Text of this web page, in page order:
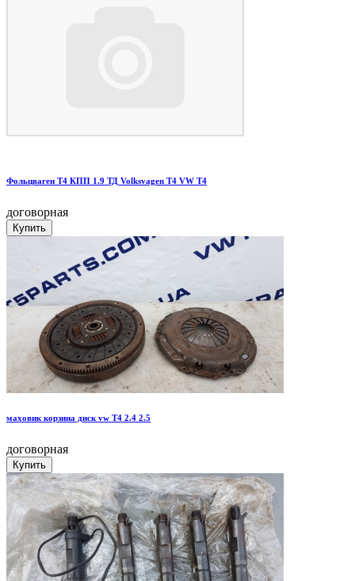
Фольцваген Т4 КПП 1.9 ТД Volksvagen T4 VW T4
договорная
маховик корзина диск vw T4 2.4 2.5
договорная